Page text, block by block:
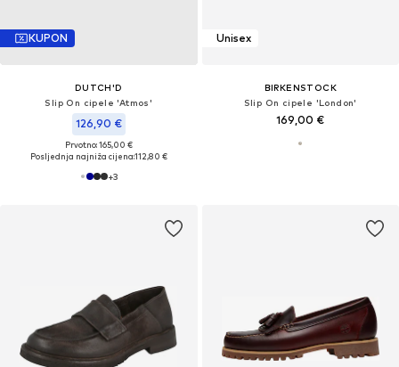
KUPON
DUTCH'D
Slip On cipele 'Atmos'
126,90 €
Prvotno: 165,00 €
Posljednja najniža cijena:112,80 €
+3
Unisex
BIRKENSTOCK
Slip On cipele 'London'
169,00 €